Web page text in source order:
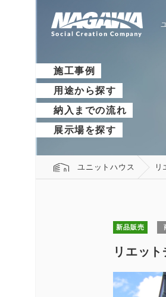
施工事例
用途から探す
納入までの流れ
展示場を探す
ユニットハウス リ
新品販売
リエッ